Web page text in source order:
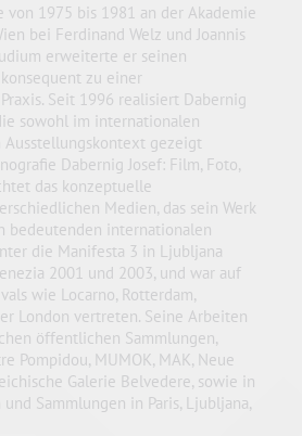
von 1975 bis 1981 an der Akademie
bei Ferdinand Welz und Joannis
erweiterte er seinen
zu einer
Seit 1996 realisiert Dabernig
sowohl im internationalen
Ausstellungskontext gezeigt
Dabernig Josef: Film, Foto,
das konzeptuelle
Medien, das sein Werk
bedeutenden internationalen
die Manifesta 3 in Ljubljana
2001 und 2003, und war auf
wie Locarno, Rotterdam,
London vertreten. Seine Arbeiten
öffentlichen Sammlungen,
Pompidou, MUMOK, MAK, Neue
Galerie Belvedere, sowie in
Sammlungen in Paris, Ljubljana,